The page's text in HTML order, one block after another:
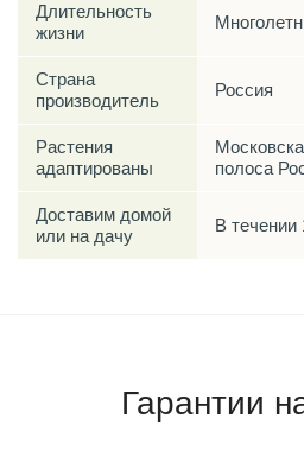
Длительность
жизни
Страна
производитель
Россия
Растения
адаптированы
полоса
Доставим домой
или на дачу
В течении
Гарантии